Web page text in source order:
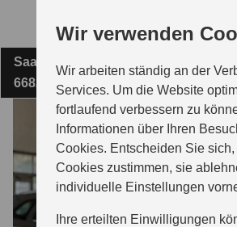
Wir verwenden
Wir arbeiten ständig an der
Services. Um die Website
fortlaufend verbessern zu
Informationen über Ihren
Cookies. Entscheiden Sie
Cookies zustimmen, sie
individuelle Einstellungen
Ihre erteilten Einwilligungen
Hauptinhalt
KARTES-LEBACH GMBH
MODELLE
ZUBEHÖR
Saarbrücker Straße 49
66822 Lebach